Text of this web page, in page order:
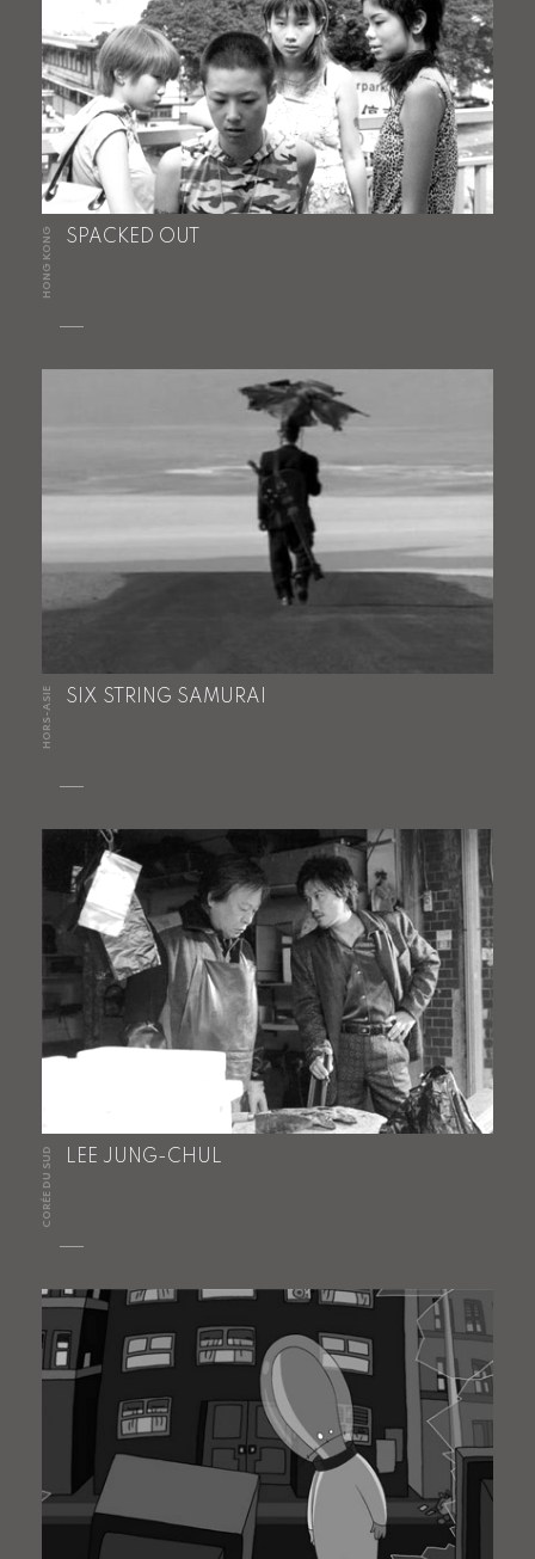
HONG KONG SPACKED OUT
HORS-ASIE SIX STRING SAMURAI
CORÉE DU SUD LEE JUNG-CHUL